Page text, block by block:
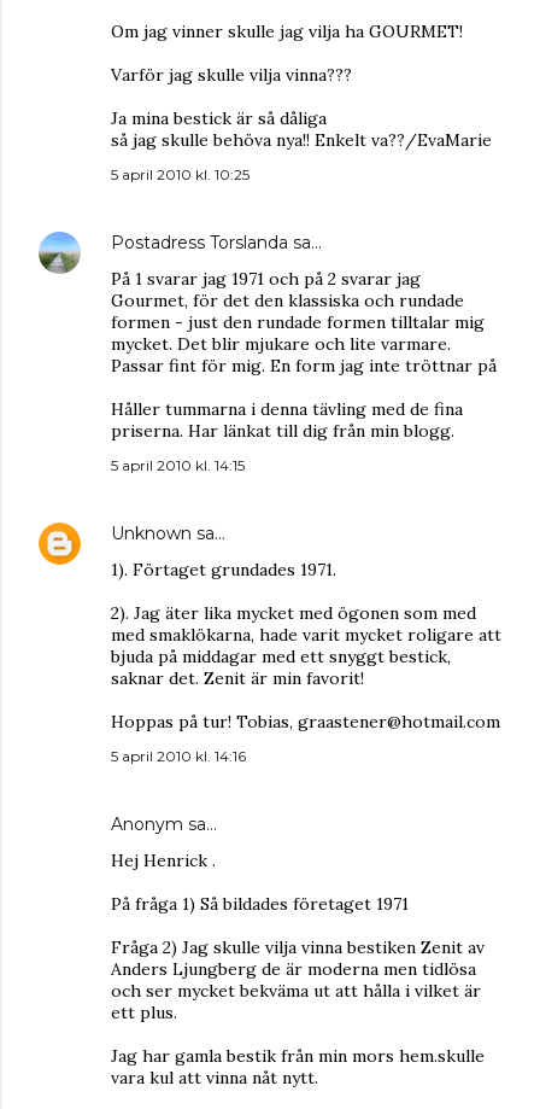
Om jag vinner skulle jag vilja ha GOURMET!
Varför jag skulle vilja vinna???
Ja mina bestick är så dåliga
så jag skulle behöva nya!! Enkelt va??/EvaMarie
5 april 2010 kl. 10:25
Postadress Torslanda sa…
På 1 svarar jag 1971 och på 2 svarar jag
Gourmet, för det den klassiska och rundade
formen - just den rundade formen tilltalar mig
mycket. Det blir mjukare och lite varmare.
Passar fint för mig. En form jag inte tröttnar på
Håller tummarna i denna tävling med de fina
priserna. Har länkat till dig från min blogg.
5 april 2010 kl. 14:15
Unknown sa…
1). Förtaget grundades 1971.
2). Jag äter lika mycket med ögonen som med
med smaklökarna, hade varit mycket roligare att
bjuda på middagar med ett snyggt bestick,
saknar det. Zenit är min favorit!
Hoppas på tur! Tobias, graastener@hotmail.com
5 april 2010 kl. 14:16
Anonym sa…
Hej Henrick .
På fråga 1) Så bildades företaget 1971
Fråga 2) Jag skulle vilja vinna bestiken Zenit av
Anders Ljungberg de är moderna men tidlösa
och ser mycket bekväma ut att hålla i vilket är
ett plus.
Jag har gamla bestik från min mors hem.skulle
vara kul att vinna nåt nytt.